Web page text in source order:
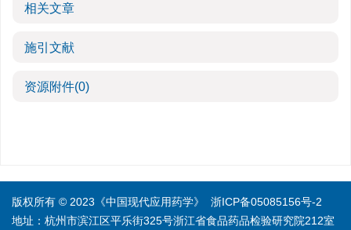
相关文章
施引文献
资源附件(0)
版权所有 © 2023《中国现代应用药学》 浙ICP备05085156号-2
地址：杭州市滨江区平乐街325号浙江省食品药品检验研究院212室